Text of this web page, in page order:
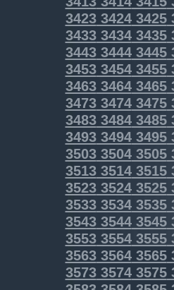
342334243425
343334343435
344334443445
345334543455
346334643465
347334743475
348334843485
349334943495
350335043505
351335143515
352335243525
353335343535
354335443545
355335543555
356335643565
357335743575